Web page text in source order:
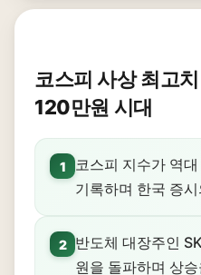
코스피 사상 최고
120만원 시대
1
코스피 지수가 역
기록하며 한국 증
2
반도체 대장주인
원을 돌파하며 상